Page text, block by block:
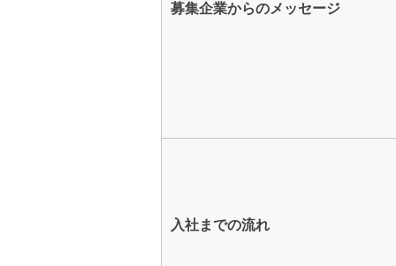
募集企業からのメッセージ
入社までの流れ